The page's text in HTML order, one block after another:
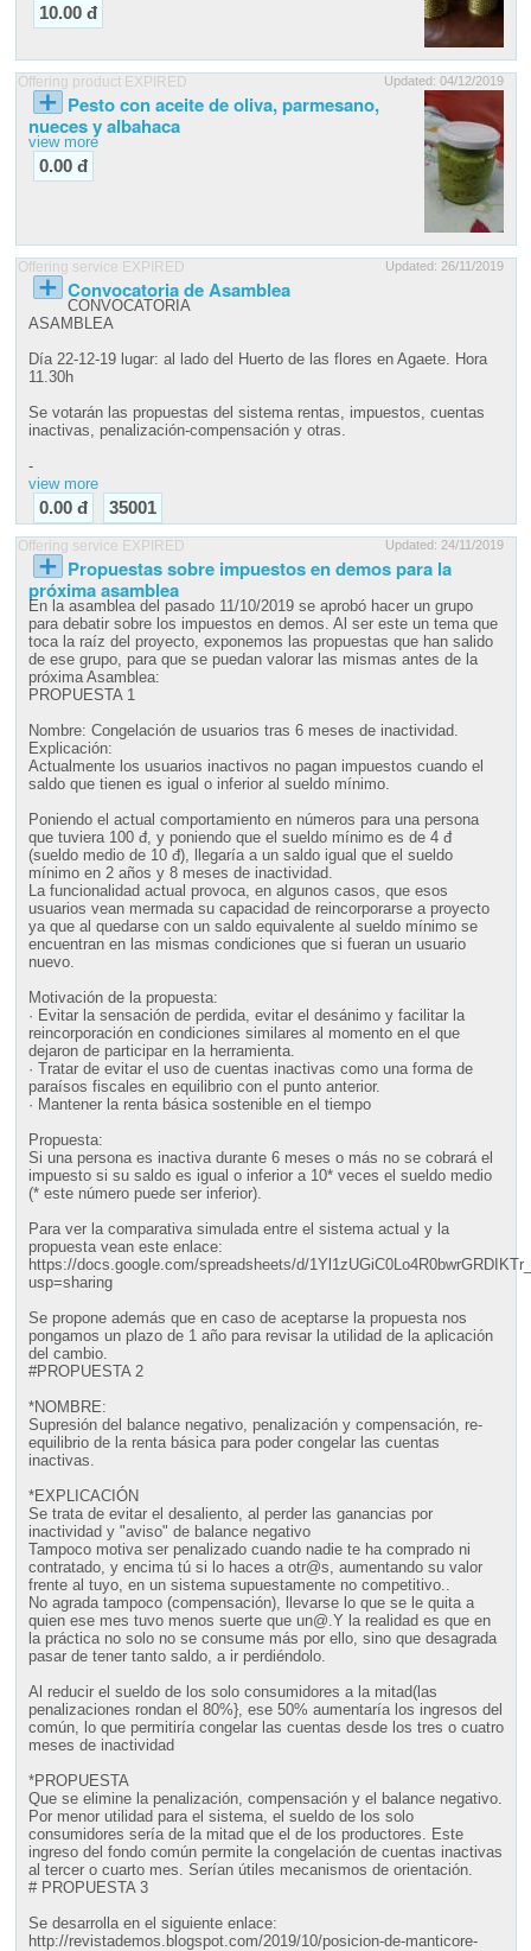
10.00 đ
Offering product EXPIRED Updated: 04/12/2019
Pesto con aceite de oliva, parmesano,
nueces y albahaca
view more
0.00 đ
Offering service EXPIRED Updated: 26/11/2019
Convocatoria de Asamblea
CONVOCATORIA
ASAMBLEA
Día 22-12-19 lugar: al lado del Huerto de las flores en Agaete. Hora
11.30h
Se votarán las propuestas del sistema rentas, impuestos, cuentas
inactivas, penalización-compensación y otras.
-
view more
0.00 đ 35001
Offering service EXPIRED Updated: 24/11/2019
Propuestas sobre impuestos en demos para la
próxima asamblea
En la asamblea del pasado 11/10/2019 se aprobó hacer un grupo
para debatir sobre los impuestos en demos. Al ser este un tema que
toca la raíz del proyecto, exponemos las propuestas que han salido
de ese grupo, para que se puedan valorar las mismas antes de la
próxima Asamblea:
PROPUESTA 1
Nombre: Congelación de usuarios tras 6 meses de inactividad.
Explicación:
Actualmente los usuarios inactivos no pagan impuestos cuando el
saldo que tienen es igual o inferior al sueldo mínimo.
Poniendo el actual comportamiento en números para una persona
que tuviera 100 đ, y poniendo que el sueldo mínimo es de 4 đ
(sueldo medio de 10 đ), llegaría a un saldo igual que el sueldo
mínimo en 2 años y 8 meses de inactividad.
La funcionalidad actual provoca, en algunos casos, que esos
usuarios vean mermada su capacidad de reincorporarse a proyecto
ya que al quedarse con un saldo equivalente al sueldo mínimo se
encuentran en las mismas condiciones que si fueran un usuario
nuevo.
Motivación de la propuesta:
· Evitar la sensación de perdida, evitar el desánimo y facilitar la
reincorporación en condiciones similares al momento en el que
dejaron de participar en la herramienta.
· Tratar de evitar el uso de cuentas inactivas como una forma de
paraísos fiscales en equilibrio con el punto anterior.
· Mantener la renta básica sostenible en el tiempo
Propuesta:
Si una persona es inactiva durante 6 meses o más no se cobrará el
impuesto si su saldo es igual o inferior a 10* veces el sueldo medio
(* este número puede ser inferior).
Para ver la comparativa simulada entre el sistema actual y la
propuesta vean este enlace:
https://docs.google.com/spreadsheets/d/
usp=sharing
Se propone además que en caso de aceptarse la propuesta nos
pongamos un plazo de 1 año para revisar la utilidad de la aplicación
del cambio.
#PROPUESTA 2
*NOMBRE:
Supresión del balance negativo, penalización y compensación, re-
equilibrio de la renta básica para poder congelar las cuentas
inactivas.
*EXPLICACIÓN
Se trata de evitar el desaliento, al perder las ganancias por
inactividad y "aviso" de balance negativo
Tampoco motiva ser penalizado cuando nadie te ha comprado ni
contratado, y encima tú si lo haces a otr@s, aumentando su valor
frente al tuyo, en un sistema supuestamente no competitivo..
No agrada tampoco (compensación), llevarse lo que se le quita a
quien ese mes tuvo menos suerte que un@.Y la realidad es que en
la práctica no solo no se consume más por ello, sino que desagrada
pasar de tener tanto saldo, a ir perdiéndolo.
Al reducir el sueldo de los solo consumidores a la mitad(las
penalizaciones rondan el 80%}, ese 50% aumentaría los ingresos del
común, lo que permitiría congelar las cuentas desde los tres o cuatro
meses de inactividad
*PROPUESTA
Que se elimine la penalización, compensación y el balance negativo.
Por menor utilidad para el sistema, el sueldo de los solo
consumidores sería de la mitad que el de los productores. Este
ingreso del fondo común permite la congelación de cuentas inactivas
al tercer o cuarto mes. Serían útiles mecanismos de orientación.
# PROPUESTA 3
Se desarrolla en el siguiente enlace:
http://revistademos.blogspot.com/2019/10/posicion-de-manticore-